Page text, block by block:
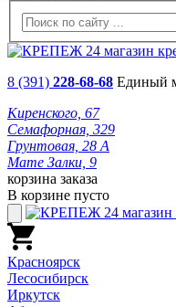
8 (391) 228-68-68 Единый
Киренского, 67
Семафорная, 329
Грунтовая, 28 А
Мате Залки, 9
корзина заказа
В корзине пусто
Красноярск
Лесосибирск
Иркутск